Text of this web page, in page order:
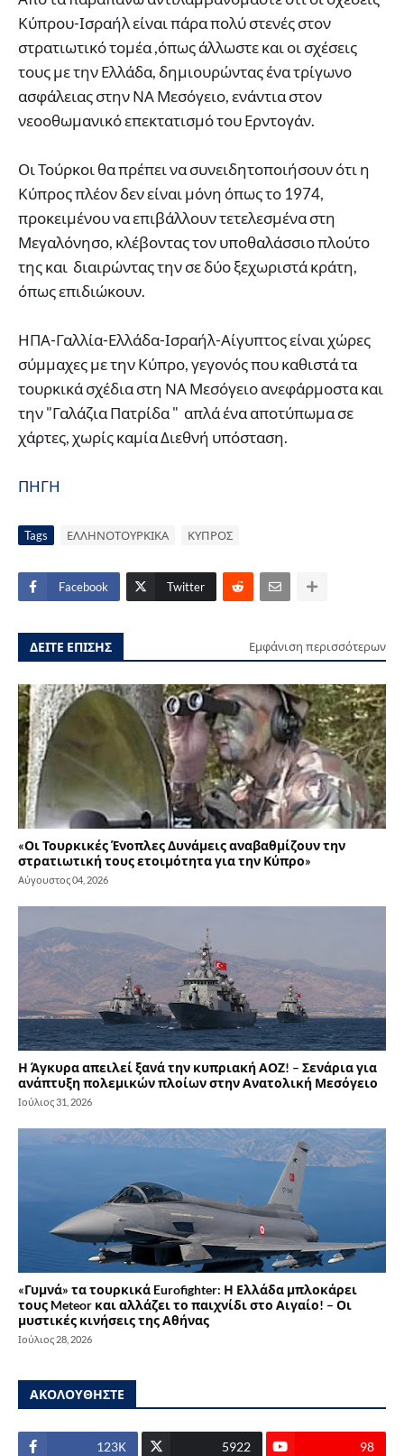
Κύπρου-Ισραήλ είναι πάρα πολύ στενές στον
στρατιωτικό τομέα ,όπως άλλωστε και οι σχέσεις
τους με την Ελλάδα, δημιουρώντας ένα τρίγωνο
ασφάλειας στην ΝΑ Μεσόγειο, ενάντια στον
νεοοθωμανικό επεκτατισμό του Ερντογάν.
Οι Τούρκοι θα πρέπει να συνειδητοποιήσουν ότι η
Κύπρος πλέον δεν είναι μόνη όπως το 1974,
προκειμένου να επιβάλλουν τετελεσμένα στη
Μεγαλόνησο, κλέβοντας τον υποθαλάσσιο πλούτο
της και διαιρώντας την σε δύο ξεχωριστά κράτη,
όπως επιδιώκουν.
ΗΠΑ-Γαλλία-Ελλάδα-Ισραήλ-Αίγυπτος είναι χώρες
σύμμαχες με την Κύπρο, γεγονός που καθιστά τα
τουρκικά σχέδια στη ΝΑ Μεσόγειο ανεφάρμοστα και
την "Γαλάζια Πατρίδα " απλά ένα αποτύπωμα σε
χάρτες, χωρίς καμία Διεθνή υπόσταση.
ΠΗΓΗ
Tags ΕΛΛΗΝΟΤΟΥΡΚΙΚΑ ΚΥΠΡΟΣ
Facebook Twitter
ΔΕΙΤΕ ΕΠΙΣΗΣ Εμφάνιση περισσότερων
«Οι Τουρκικές Ένοπλες Δυνάμεις αναβαθμίζουν την
στρατιωτική τους ετοιμότητα για την Κύπρο»
Αύγουστος 04, 2026
Η Άγκυρα απειλεί ξανά την κυπριακή ΑΟΖ! – Σενάρια για
ανάπτυξη πολεμικών πλοίων στην Ανατολική Μεσόγειο
Ιούλιος 31, 2026
«Γυμνά» τα τουρκικά Eurofighter: Η Ελλάδα μπλοκάρει
τους Meteor και αλλάζει το παιχνίδι στο Αιγαίο! – Οι
μυστικές κινήσεις της Αθήνας
Ιούλιος 28, 2026
ΑΚΟΛΟΥΘΗΣΤΕ
123Κ 5922 98